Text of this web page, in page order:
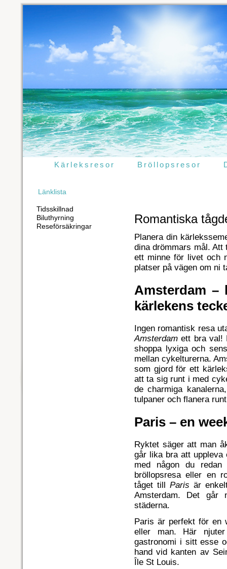
Kärleksresor Bröllopsresor
Länklista
Tidsskillnad
Biluthyrning
Reseförsäkringar
Romantiska
Planera din
dina drömmars mål. Att
ett minne för livet och
platser på vägen om ni
Amsterdam –
kärlekens
Ingen romantisk resa
Amsterdam ett bra val!
shoppa lyxiga och
mellan cykelturerna.
som gjord för ett
att ta sig runt i med
de charmiga
tulpaner och flanera
Paris – en
Ryktet säger att man
går lika bra att uppleva
med någon du
bröllopsresa eller en
tåget till Paris är
Amsterdam. Det går
städerna.
Paris är perfekt för en
eller man. Här
gastronomi i sitt esse
hand vid kanten av
Île St Louis.